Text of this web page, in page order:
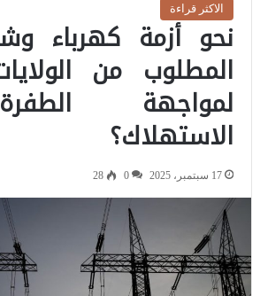
الاكثر قراءة
نحو أزمة كهرباء
المطلوب من
لمواجهة
الاستهلاك؟
17 سبتمبر، 2025 0
28